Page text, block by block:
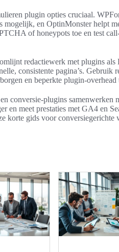
plugin opties cruciaal.
mogelijk, en OptinMonster helpt
of honeypots toe en test
redactiewerk met plugins
consistente pagina’s. Gebruik
en beperkte plugin-overhead
conversie-plugins samenwerken
en meet prestaties met GA4 en
korte gids voor conversiegerichte